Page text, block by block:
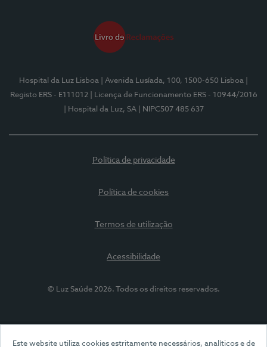
Este website utiliza cookies estritamente necessários, analíticos e de
Hospital da Luz Lisboa | Avenida Lusíada, 100, 1500-650 Lisboa
Registo ERS - E111012
| Licença de Funcionamento ERS - 10944/2016
| Hospital da Luz, SA
| NIPC507 485 637
Política de privacidade
Política de cookies
Termos de utilização
Acessibilidade
© Luz Saúde 2026. Todos os direitos reservados.